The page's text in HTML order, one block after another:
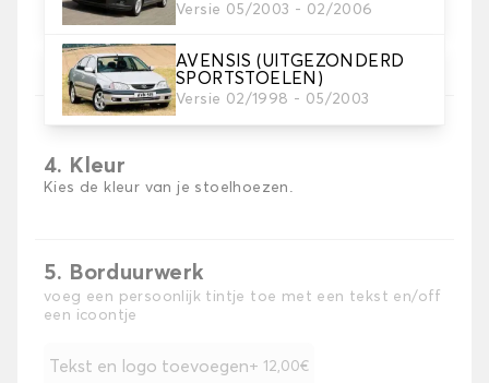
Versie 05/2003 - 02/2006
AVENSIS (UITGEZONDERD
SPORTSTOELEN)
Versie 02/1998 - 05/2003
3. Materiaal
Kies het materiaal voor je hoezen.
4. Kleur
Kies de kleur van je stoelhoezen.
5. Borduurwerk
voeg een persoonlijk tintje toe met een tekst en/off
een icoontje
Tekst en logo toevoegen + 12,00€